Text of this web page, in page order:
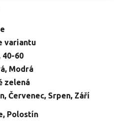
variantu
40-60
, Modrá
zelená
, Červenec, Srpen, Září
, Polostín